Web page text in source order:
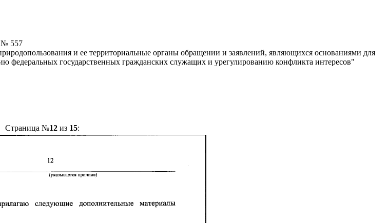
№ 557
и ее территориальные органы обращении и заявлений, являющихся основаниями для
федеральных государственных гражданских служащих и урегулированию конфликта интересов"
Страница №12из 15: